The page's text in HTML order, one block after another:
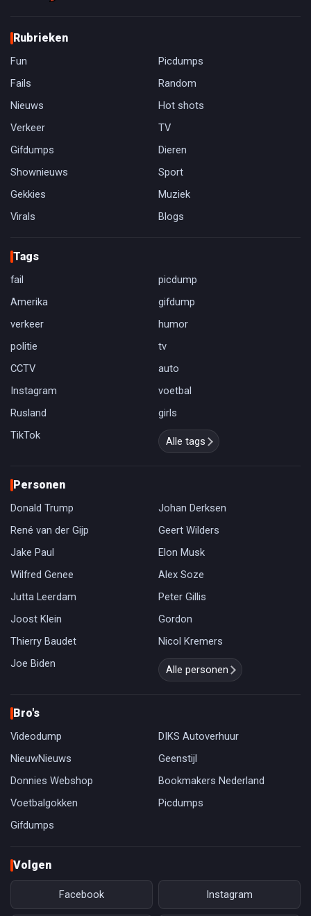
Rubrieken
Fun
Picdumps
Fails
Random
Nieuws
Hot shots
Verkeer
TV
Gifdumps
Dieren
Shownieuws
Sport
Gekkies
Muziek
Virals
Blogs
Tags
fail
picdump
Amerika
gifdump
verkeer
humor
politie
tv
CCTV
auto
Instagram
voetbal
Rusland
girls
TikTok
Alle tags
Personen
Donald Trump
Johan Derksen
René van der Gijp
Geert Wilders
Jake Paul
Elon Musk
Wilfred Genee
Alex Soze
Jutta Leerdam
Peter Gillis
Joost Klein
Gordon
Thierry Baudet
Nicol Kremers
Joe Biden
Alle personen
Bro's
Videodump
DIKS Autoverhuur
NieuwNieuws
Geenstijl
Donnies Webshop
Bookmakers Nederland
Voetbalgokken
Picdumps
Gifdumps
Volgen
Facebook Instagram